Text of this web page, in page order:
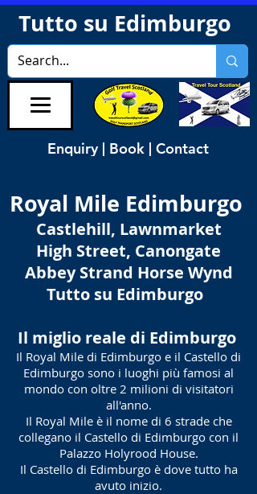
Tutto su Edimburgo
Enquiry | Book | Contact
Royal Mile Edimburgo
Castlehill, Lawnmarket
High Street, Canongate
Abbey Strand Horse Wynd
Tutto su Edimburgo
Il miglio reale di Edimburgo
Il Royal Mile di Edimburgo e il Castello di
Edimburgo sono i luoghi più famosi al
mondo con oltre 2 milioni di visitatori
all'anno.
Il Royal Mile è il nome di 6 strade che
collegano il Castello di Edimburgo con il
Palazzo Holyrood House.
Il Castello di Edimburgo è dove tutto ha
avuto inizio.